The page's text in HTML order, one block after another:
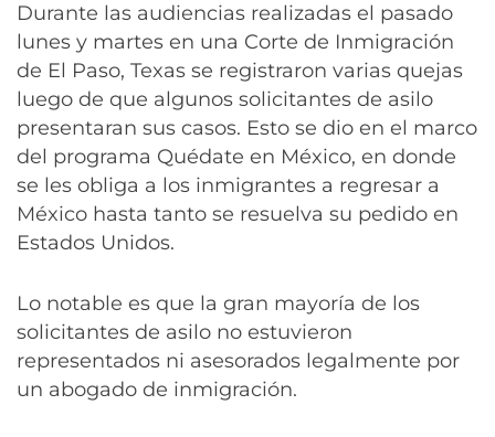
Durante las audiencias realizadas el pasado
lunes y martes en una Corte de Inmigración
de El Paso, Texas se registraron varias quejas
luego de que algunos solicitantes de asilo
presentaran sus casos. Esto se dio en el marco
del programa Quédate en México, en donde
se les obliga a los inmigrantes a regresar a
México hasta tanto se resuelva su pedido en
Estados Unidos.
Lo notable es que la gran mayoría de los
solicitantes de asilo no estuvieron
representados ni asesorados legalmente por
un abogado de inmigración.